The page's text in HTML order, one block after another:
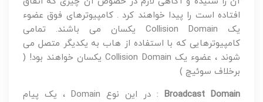
افتاده است را پیدا خواهند کرد . کامپیوترهاى فوق عضوء
یک Collision Domain یکسان مى باشند. تمامى
کامپیوترهایی که با استفاده از هاب به یکدیگر متصل مى
شوند ، عضوء یک Collision Domain یکسان خواهند بود! (
برخلاف سوئیچ )
Broadcast Domain
: در این نوع Domain ، یک پیام